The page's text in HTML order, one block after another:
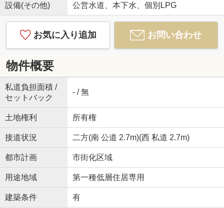
設備(その他) 公営水道、本下水、個別LPG
お気に入り追加 お問い合わせ
物件概要
私道負担面積 /
セットバック
- / 無
土地権利 所有権
接道状況 二方(南 公道 2.7m)(西 私道 2.7m)
都市計画 市街化区域
用途地域 第一種低層住居専用
建築条件 有